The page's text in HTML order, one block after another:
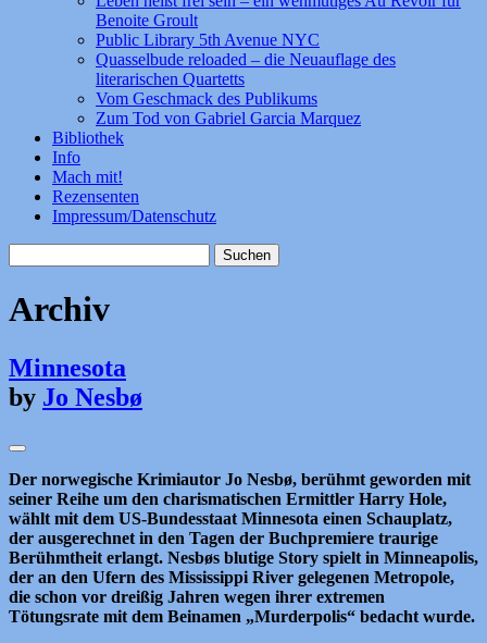
Benoite Groult
Public Library 5th Avenue NYC
Quasselbude reloaded – die Neuauflage des
literarischen Quartetts
Vom Geschmack des Publikums
Zum Tod von Gabriel Garcia Marquez
Bibliothek
Info
Mach mit!
Rezensenten
Impressum/Datenschutz
nach:
Archiv
Minnesota
by Jo Nesbø
Der norwegische Krimiautor Jo Nesbø, berühmt geworden mit
seiner Reihe um den charismatischen Ermittler Harry Hole,
wählt mit dem US-Bundesstaat Minnesota einen Schauplatz,
der ausgerechnet in den Tagen der Buchpremiere traurige
Berühmtheit erlangt. Nesbøs blutige Story spielt in Minneapolis,
der an den Ufern des Mississippi River gelegenen Metropole,
die schon vor dreißig Jahren wegen ihrer extremen
Tötungsrate mit dem Beinamen „Murderpolis“ bedacht wurde.